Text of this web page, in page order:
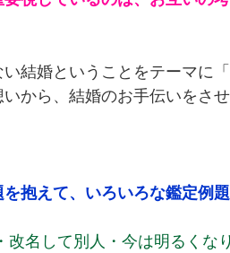
結婚ということをテーマに
から、結婚のお手伝いをさ
抱えて、いろいろな鑑定例題
改名して別人・今は明るくな